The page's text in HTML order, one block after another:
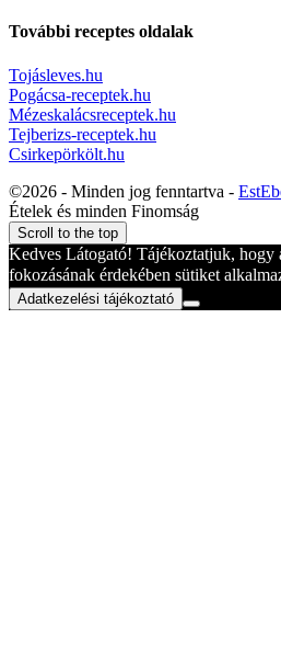
További receptes oldalak
Tojásleves.hu
Pogácsa-receptek.hu
Mézeskalácsreceptek.hu
Tejberizs-receptek.hu
Csirkepörkölt.hu
©2026 - Minden jog fenntartva -
Ételek és minden Finomság
Scroll to the top
Kedves Látogató! Tájékoztatjuk, hogy
fokozásának érdekében sütiket
Adatkezelési tájékoztató